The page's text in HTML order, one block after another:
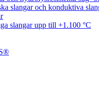
slangar och konduktiva
slangar upp till +1.100 °C